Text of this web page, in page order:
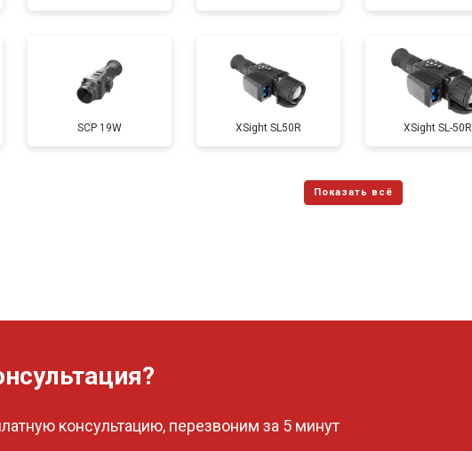
SCP 19W ХSight SL50R XSight SL-50R
консультацию, перезвоним за 5 минут